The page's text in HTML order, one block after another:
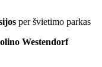
per švietimo parkas